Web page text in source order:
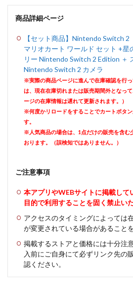
商品詳細ページ
【セット商品】Nintendo Switch 2
マリオカート ワールド セット +星
リー Nintendo Switch 2 Edition ＋
Nintendo Switch 2 カメラ
※実際の商品ページに進んで在庫確認を行
は、現在在庫切れまたは販売期間外となっ
ージの在庫情報は遅れて更新されます。）
※何度かリロードをすることでカートボタ
す。
※人気商品の場合は、1点だけの販売を含む
おります。（誤検知ではありません。）
ご注意事項
本アプリやWEBサイトに掲載して
目的で利用することを固く禁止い
アクセスのタイミングによっては
が変更されている場合があること
掲載するストアと価格には十分注
入前にご自身にて必ずリンク先の
認ください。